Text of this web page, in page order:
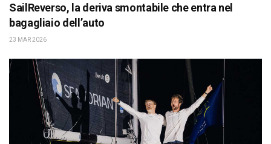
SailReverso, la deriva smontabile che entra nel
bagagliaio dell’auto
23 MAR 2026